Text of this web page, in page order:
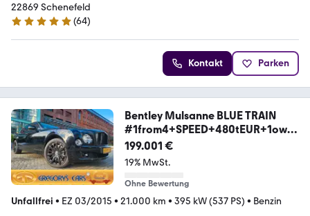
22869 Schenefeld
4.9 Sterne
(64)
Kontakt Parken
Bentley Mulsanne BLUE TRAIN
#1from4+SPEED+480tEUR+1own
er
199.001 €
19% MwSt.
Ohne Bewertung
Unfallfrei • EZ 03/2015 • 21.000 km • 395 kW (537 PS) • Benzin